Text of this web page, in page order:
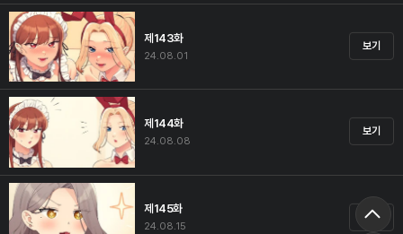
제143화
24.08.01
보기
제144화
24.08.08
보기
제145화
24.08.15
보기